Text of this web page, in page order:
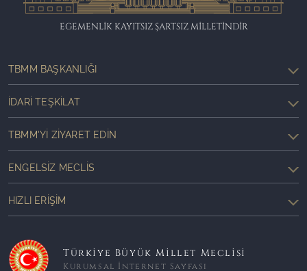
EGEMENLİK KAYITSIZ ŞARTSIZ MİLLETİNDİR
TBMM BAŞKANLIĞI
İDARI TEŞKILAT
TBMM'YI ZIYARET EDIN
ENGELSIZ MECLIS
HIZLI ERIŞIM
Türkiye Büyük Millet Meclisi
Kurumsal İnternet Sayfası